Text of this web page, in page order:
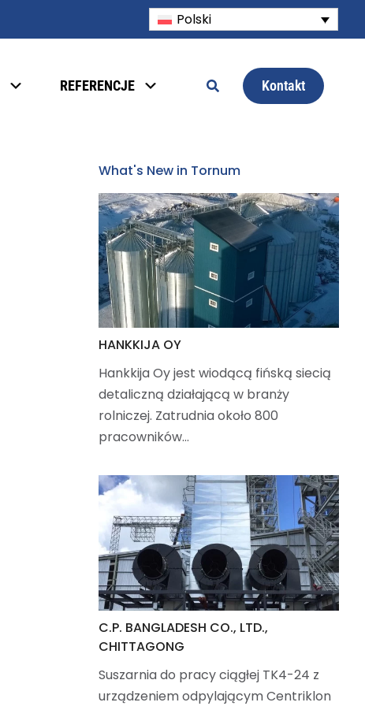
Polski
REFERENCJE Kontakt
What's New in Tornum
HANKKIJA OY
Hankkija Oy jest wiodącą fińską siecią
detaliczną działającą w branży
rolniczej. Zatrudnia około 800
pracowników…
C.P. BANGLADESH CO., LTD.,
CHITTAGONG
Suszarnia do pracy ciągłej TK4-24 z
urządzeniem odpylającym Centriklon